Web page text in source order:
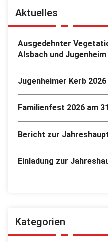
Aktuelles
Ausgedehnter
Alsbach und Jugenheim
Jugenheimer Kerb
Familienfest 2026 am
Bericht zur
Einladung zur
Kategorien